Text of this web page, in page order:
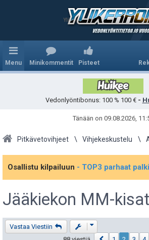
Ylikerroin.com - Parhaat
Menu Minikommentit Pisteet
Vedonlyöntibonus: 100 % 100 € -
Tänään on 09.08.2026,
Pitkävetovihjeet Vihjekeskustelu
Osallistu kilpailuun - TOP3 parhaat
Jääkiekon MM-
Vastaa Viestiin
Viestiketjun työkalut